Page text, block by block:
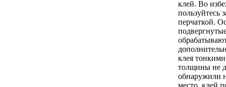
клей. Во
пользуйтесь
перчаткой.
клея
толщины не
обнаружили
место, клей